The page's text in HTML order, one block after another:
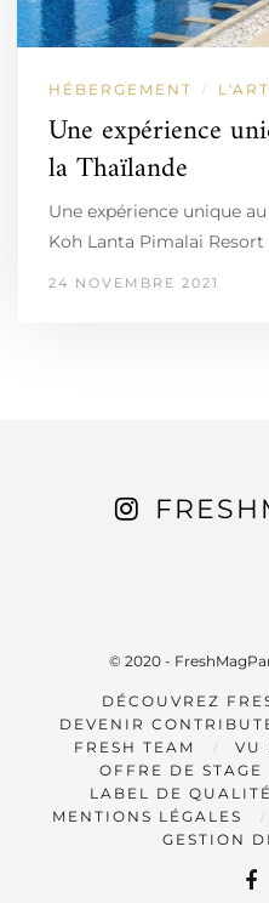
HÉBERGEMENT /
Une expérience
la Thaïlande
Une expérience unique
Koh Lanta Pimalai Resort
24 NOVEMBRE 2021
© 2020 -
DÉCOUVREZ
DEVENIR
FRESH TEAM
VU
OFFRE DE STAGE
LABEL DE QUALITÉ
MENTIONS LÉGALES
GESTION